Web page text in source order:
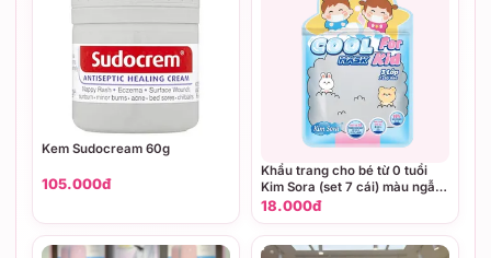
Kem Sudocream 60g
105.000đ
Khẩu trang cho bé từ 0 tuổi
Kim Sora (set 7 cái) màu ngẫu
nhiên
18.000đ